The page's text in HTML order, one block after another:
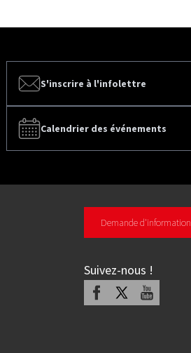
S'inscrire à l'infolettre
Calendrier des événements
Demande d'information
Suivez-nous !
Facebook Youtube